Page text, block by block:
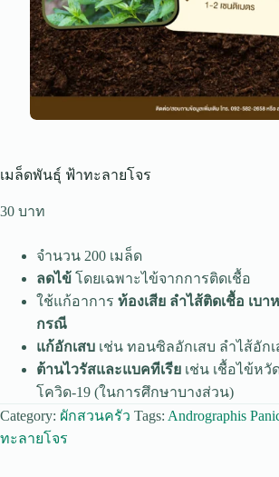
เมล็ดพันธุ์ ฟ้าทะลายโจร
30
จำนวน 200 เมล็ด
ลดไข้ โดยเฉพาะไข้จากการติดเชื้อ
ใช้แก้อาการ ท้องเสีย ลำไส้ติดเชื้อ เบา
กรณี
แก้อักเสบ เช่น ทอนซิลอักเสบ ลำไส้อักเ
ต้านไวรัสและแบคทีเรีย เช่น เชื้อไข้หวั
โควิด-19 (ในการศึกษาบางส่วน)
Category: ผักสวนครัว Tags: Andrographis
ทะลายโจร